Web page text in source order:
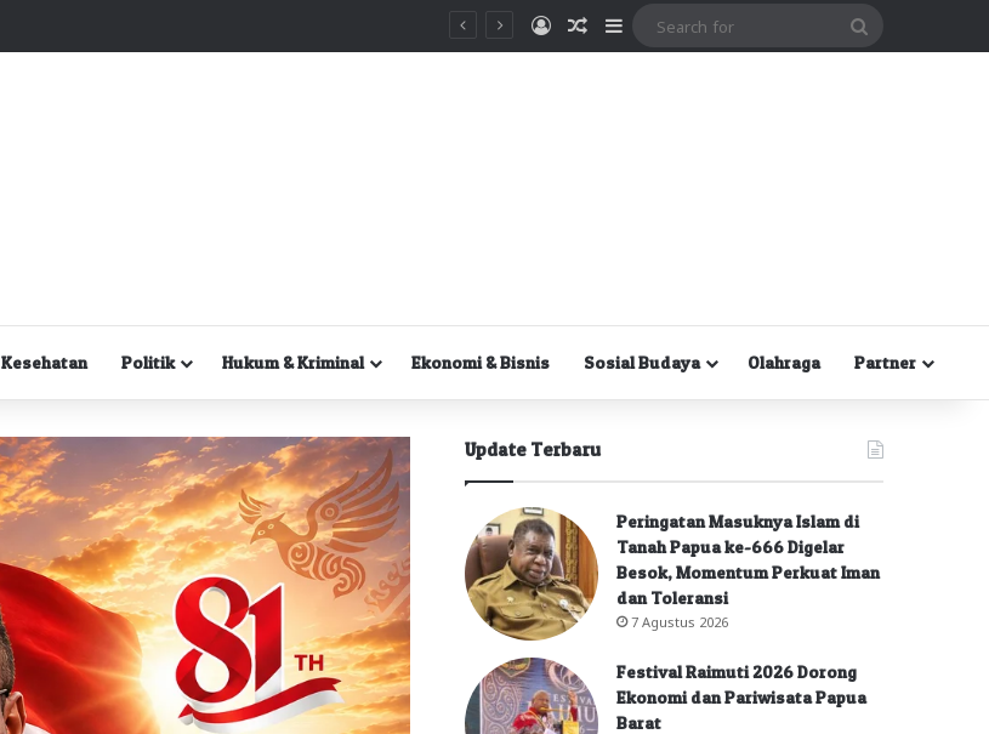
MasukRandom Article
Sidebar
Kesehatan Politik Hukum & Kriminal Ekonomi & Bisnis Sosial Budaya Olahraga Partner
Update Terbaru
Peringatan Masuknya Islam di
Tanah Papua ke-666 Digelar
Besok, Momentum Perkuat Iman
dan Toleransi
7 Agustus 2026
Festival Raimuti 2026 Dorong
Ekonomi dan Pariwisata Papua
Barat